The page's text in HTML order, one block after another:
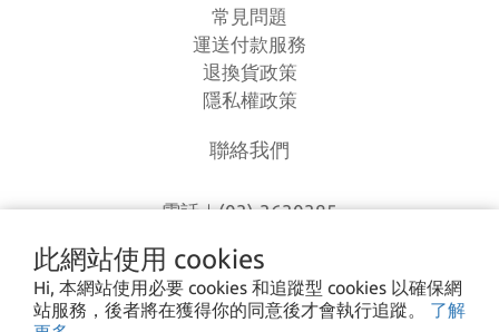
此網站使用 cookies
Hi, 本網站使用必要 cookies 和追蹤型 cookies 以確保網
站服務，後者將在獲得你的同意後才會執行追蹤。 了解
常見問題
運送付款服務
退換貨政策
隱私權政策
聯絡我們
電話｜(03)-3630385
信箱｜loverlien@gmail.com
地址｜桃園市八德區和平路1168巷7號